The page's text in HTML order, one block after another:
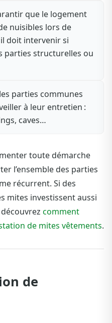
que le logement
nuisibles lors de
il doit intervenir si
parties structurelles ou
parties communes
à leur entretien :
caves…
toute démarche
l’ensemble des parties
récurrent. Si des
mites investissent aussi
comment
de mites vêtements.
de